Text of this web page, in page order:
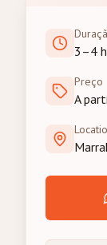
3–4
Preço
A